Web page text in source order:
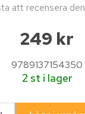
att recensera
249 kr
9789137154350
2 st i lager